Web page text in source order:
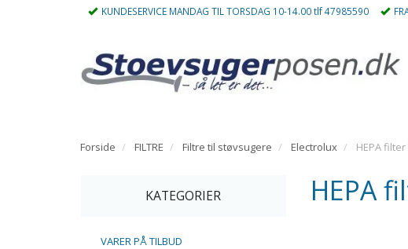
KUNDESERVICE MANDAG TIL TORSDAG 10-14.00 tlf 47985590
Forside FILTRE Filtre til støvsugere Electrolux HEPA
KATEGORIER
VARER PÅ TILBUD
HEPA